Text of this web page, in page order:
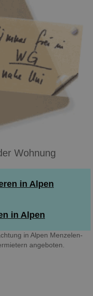
Wohnung
in Alpen
in Alpen
in Alpen Menzelen-
angeboten.